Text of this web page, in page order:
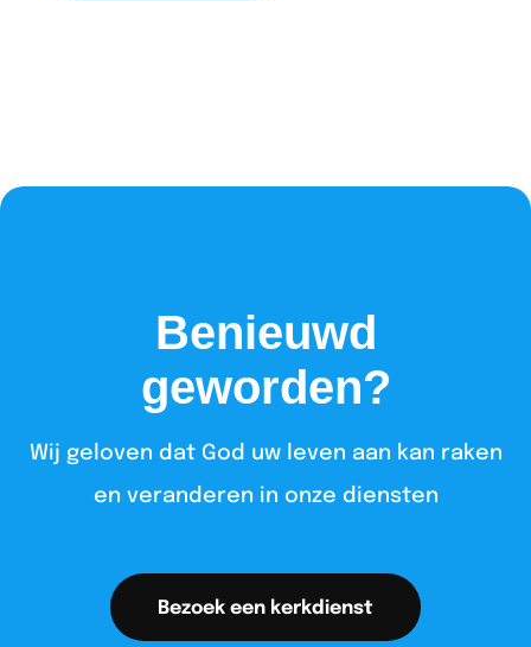
Benieuwd
geworden?
Wij geloven dat God uw leven aan kan raken
en veranderen in onze diensten​
Bezoek een kerkdienst